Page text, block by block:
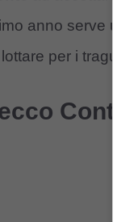
anno serve un
per i